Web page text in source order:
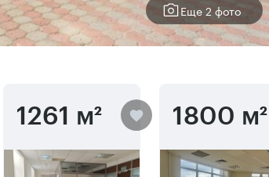
Еще 2 фото
1261 м² 1800 м²